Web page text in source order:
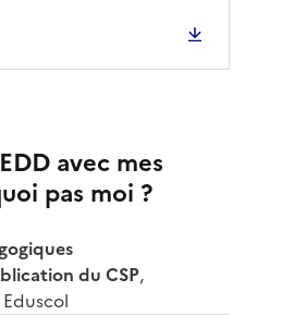
avec mes
pas moi ?
du CSP,